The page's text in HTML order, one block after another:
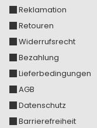
Reklamation
Retouren
Widerrufsrecht
Bezahlung
Lieferbedingungen
AGB
Datenschutz
Barrierefreiheit